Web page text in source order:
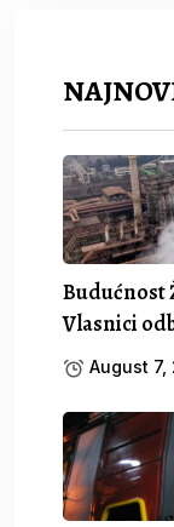
Budućnost
Vlasnici
August 7,